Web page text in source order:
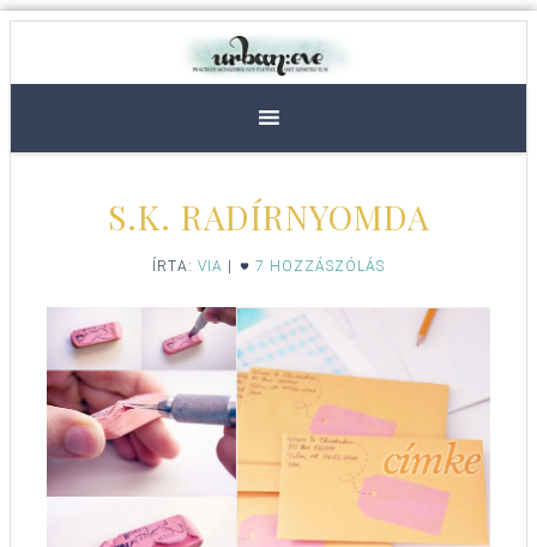
S.K. RADÍRNYOMDA
ÍRTA: VIA 7 HOZZÁSZÓLÁS